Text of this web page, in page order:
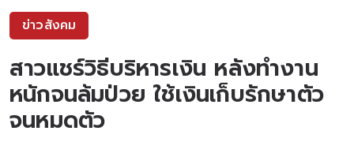
ข่าวสังคม
สาวแชร์วิธีบริหารเงิน หลังทำงาน
หนักจนล้มป่วย ใช้เงินเก็บรักษาตัว
จนหมดตัว